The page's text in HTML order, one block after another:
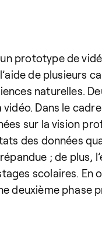
prototype de
de plusieurs
naturelles.
Dans le
sur la vision
des données
; de plus,
scolaires. En
deuxième phase